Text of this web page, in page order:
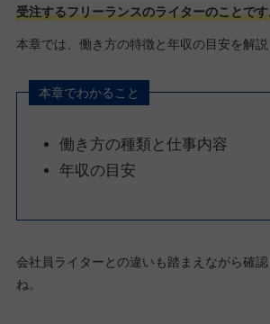
受注するフリーランスのライターのことで
本章では、働き方の特徴と年収の目安を解説
本章でわかること
働き方の種類と仕事内容
年収の目安
会社員ライターとの違いも踏まえながら確
ね。